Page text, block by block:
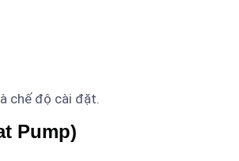
chế độ cài đặt.
Pump)